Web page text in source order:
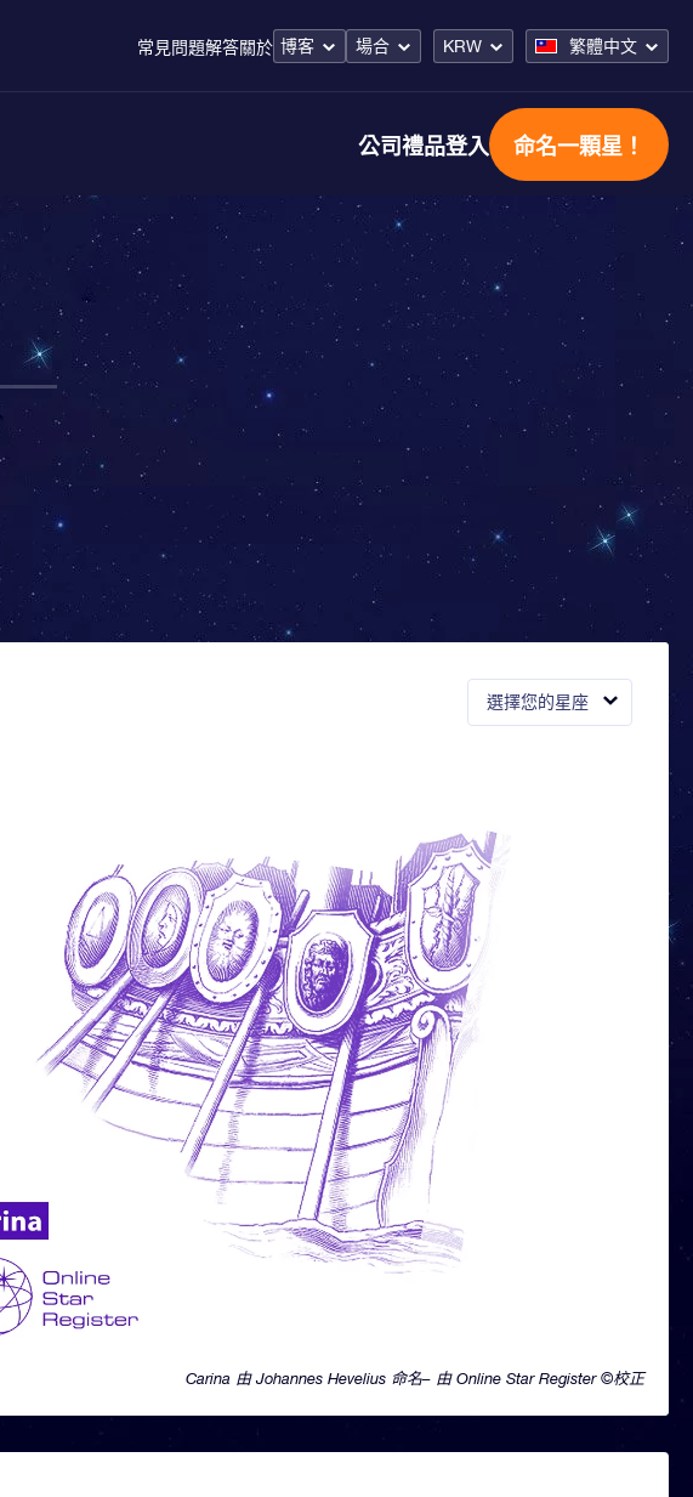
常見問題解答關於 博客 場合 KRW 繁體中文
公司禮品登入 命名一顆星！
選擇您的星座
Carina 由 Johannes Hevelius 命名– 由 Online Star Register ©校正